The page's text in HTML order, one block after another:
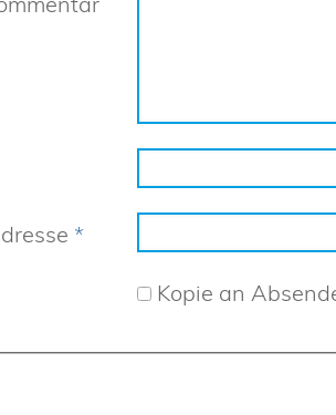
*
Kopie an